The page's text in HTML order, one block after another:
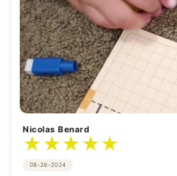
Nicolas Benard
★★★★★
08-26-2024